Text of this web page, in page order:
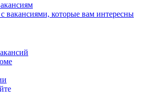
вакансиями, которые вам интересны